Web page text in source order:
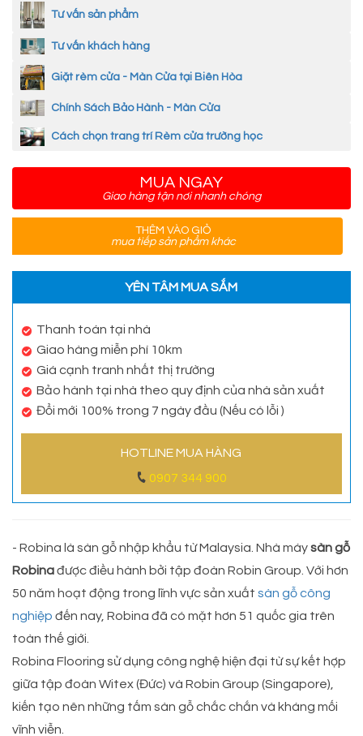
Tư vấn sản phẩm
Tư vấn khách hàng
Giặt rèm cửa - Màn Cửa tại Biên Hòa
Chính Sách Bảo Hành - Màn Cửa
Cách chọn trang trí Rèm cửa trường học
MUA NGAY
Giao hàng tận nơi nhanh chóng
THÊM VÀO GIỎ
mua tiếp sản phẩm khác
YÊN TÂM MUA SẮM
Thanh toán tại nhà
Giao hàng miễn phí 10km
Giá cạnh tranh nhất thị trường
Bảo hành tại nhà theo quy định của nhà sản xuất
Đổi mới 100% trong 7 ngày đầu (Nếu có lỗi )
HOTLINE MUA HÀNG
0907 344 900
- Robina là sàn gỗ nhập khẩu từ Malaysia. Nhà máysàn gỗ
Robinađược điều hành bởi tập đoàn Robin Group. Với hơn
50 năm hoạt động trong lĩnh vực sản xuất sàn gỗ công
nghiệp đến nay, Robina đã có mặt hơn 51 quốc gia trên
toàn thế giới.
Robina Flooring sử dụng công nghệ hiện đại từ sự kết hợp
giữa tập đoàn Witex (Đức) và Robin Group (Singapore),
kiến tạo nên những tấm sàn gỗ chắc chắn và kháng mối
vĩnh viễn.